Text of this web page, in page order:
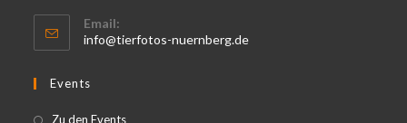
Email:
info@tierfotos-nuernberg.de
Events
Zu den Events